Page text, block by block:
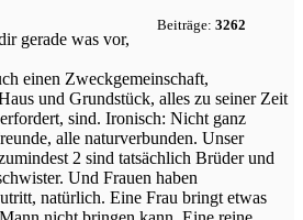
Beiträge: 3262
gerade was vor,
einen Zweckgemeinschaft,
und Grundstück, alles zu seiner Zeit
sind. Ironisch: Nicht ganz
alle naturverbunden. Unser
2 sind tatsächlich Brüder und
Und Frauen haben
natürlich. Eine Frau bringt etwas